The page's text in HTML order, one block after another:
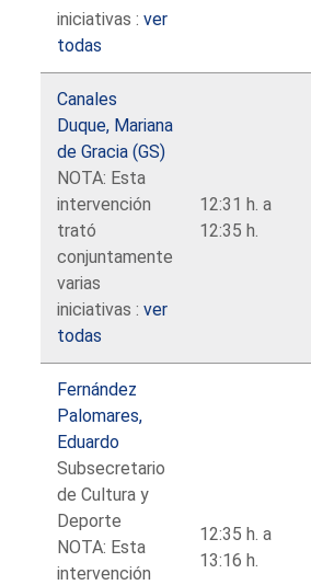
iniciativas :ver
todas
Canales
Duque, Mariana
de Gracia (GS)
NOTA: Esta
intervención
trató
conjuntamente
varias
iniciativas :ver
todas
12:31 h. a
12:35 h.
Fernández
Palomares,
Eduardo
Subsecretario
de Cultura y
Deporte
NOTA: Esta
intervención
12:35 h. a
13:16 h.